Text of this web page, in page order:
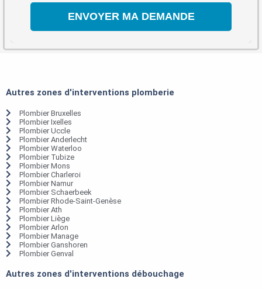
Autres zones d'interventions plomberie
Plombier Bruxelles
Plombier Ixelles
Plombier Uccle
Plombier Anderlecht
Plombier Waterloo
Plombier Tubize
Plombier Mons
Plombier Charleroi
Plombier Namur
Plombier Schaerbeek
Plombier Rhode-Saint-Genèse
Plombier Ath
Plombier Liège
Plombier Arlon
Plombier Manage
Plombier Ganshoren
Plombier Genval
Autres zones d'interventions débouchage